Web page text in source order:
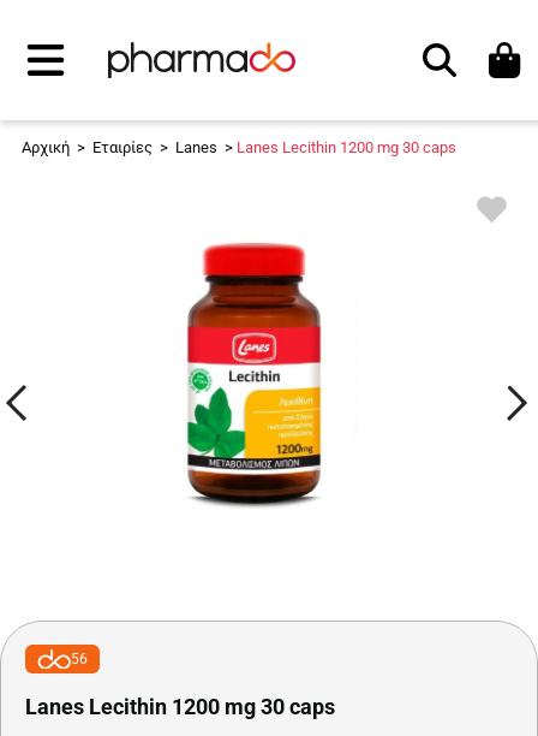
Αναζήτηση
Αρχική > Εταιρίες > Lanes > Lanes Lecithin 1200 mg 30 caps
56
Lanes Lecithin 1200 mg 30 caps